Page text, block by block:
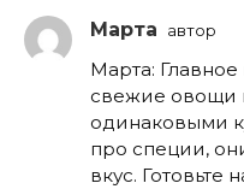
Марта автор
Марта:
свежие овощи
одинаковыми
про специи,
вкус. Готовьте